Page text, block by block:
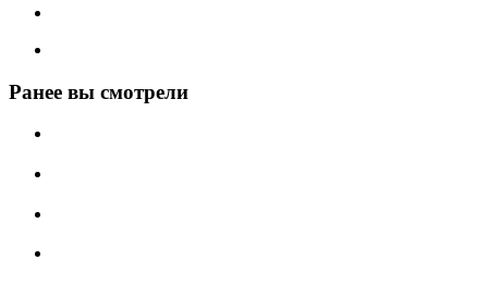
Ранее вы смотрели